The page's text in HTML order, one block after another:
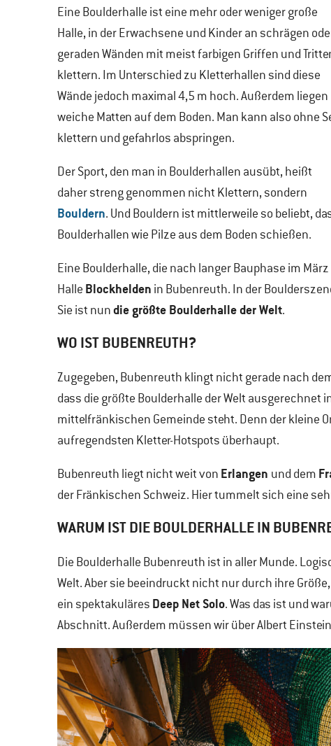
Eine Boulderhalle ist eine mehr oder weniger große
Halle, in der Erwachsene und Kinder an schrägen
geraden Wänden mit meist farbigen Griffen und
klettern. Im Unterschied zu Kletterhallen sind diese
Wände jedoch maximal 4,5 m hoch. Außerdem liegen
weiche Matten auf dem Boden. Man kann also ohne
klettern und gefahrlos abspringen.
Der Sport, den man in Boulderhallen ausübt, heißt
daher streng genommen nicht Klettern, sondern
Bouldern. Und Bouldern ist mittlerweile so beliebt,
Boulderhallen wie Pilze aus dem Boden schießen.
Eine Boulderhalle, die nach langer Bauphase im
Halle Blockhelden in Bubenreuth. In der
Sie ist nundie größte Boulderhalle der Welt.
WO IST BUBENREUTH?
Zugegeben, Bubenreuth klingt nicht gerade nach
dass die größte Boulderhalle der Welt ausgerechnet
mittelfränkischen Gemeinde steht. Denn der kleine
aufregendsten Kletter-Hotspots überhaupt.
Bubenreuth liegt nicht weit von Erlangen und dem
der Fränkischen Schweiz. Hier tummelt sich eine
WARUM IST DIE BOULDERHALLE IN
Die Boulderhalle Bubenreuth ist in aller Munde.
Welt. Aber sie beeindruckt nicht nur durch ihre
ein spektakuläres Deep Net Solo. Was das ist und
Abschnitt. Außerdem müssen wir über Albert